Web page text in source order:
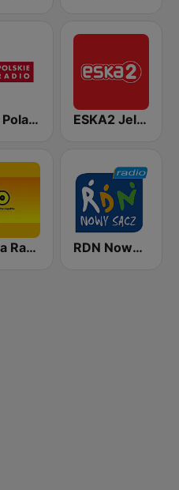
Radio Poland ESKA2 Jelenia Góra
Gdynia Radio RDN Nowy Sacz